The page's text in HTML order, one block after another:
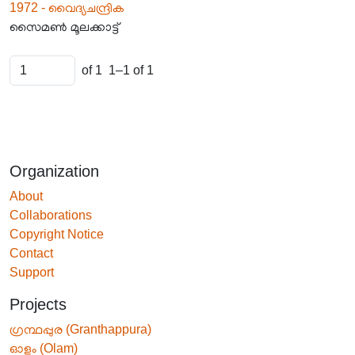
1972 - വൈദ്യചന്ദ്രിക
സൈമൺ മൂലക്കാട്ട്
of 1 1–1 of 1
Organization
About
Collaborations
Copyright Notice
Contact
Support
Projects
ഗ്രന്ഥപ്പുര (Granthappura)
ഓളം (Olam)